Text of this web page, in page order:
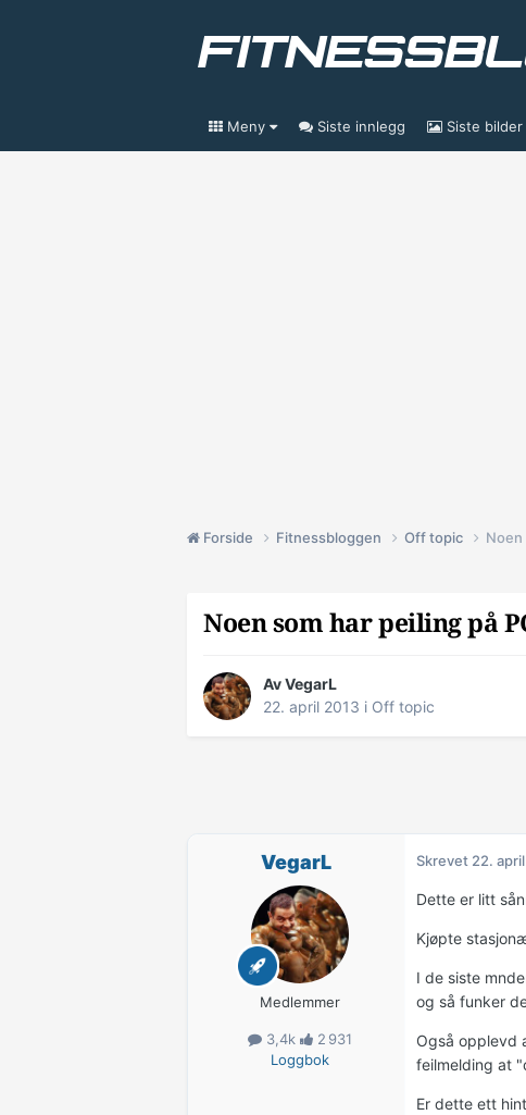
Meny Siste innlegg Siste bilder
Forside Fitnessbloggen Off topic Noen
Noen som har peiling på
AvVegarL
22. april 2013 i Off topic
VegarL
Medlemmer
3,4k
2 931
Loggbok
Skrevet 22.
Dette er litt
Kjøpte
I de siste
og så funker
Også opplevd
feilmelding at
Er dette ett